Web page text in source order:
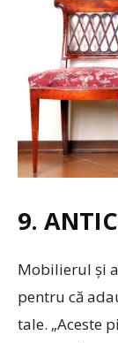
9.
Mobilierul și
pentru că
tale. „Aceste